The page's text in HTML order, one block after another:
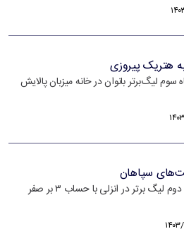
هتریک پیروزی
لیگ‌برتر بانوان در خانه میزبان پالایش
سپاهان
تیم فوتبال بانوان سپاهان در هفته دوم لیگ برتر در انزلی با حساب ۳ بر صفر